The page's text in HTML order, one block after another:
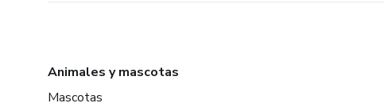
Animales y mascotas
Mascotas